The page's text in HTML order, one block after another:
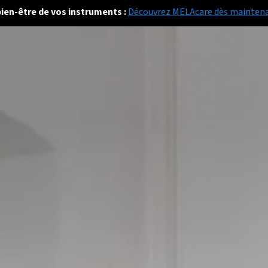
être de vos instruments :Découvrez MELAcare dès